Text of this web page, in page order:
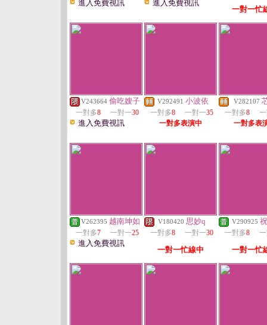
進入免費視訊 進入免費視訊
一對一忙
V243664 偷吃嫂子
一對多8 一對一30
進入免費視訊
V292491 小波依
一對多8 一對一35
一對多表演中
V282107
一對多8
一對多表
V262395 越南坤如
一對多7 一對一25
進入免費視訊
V180420 思妙q
一對多8 一對一30
一對一忙線中
V290925
一對多8
一對一忙